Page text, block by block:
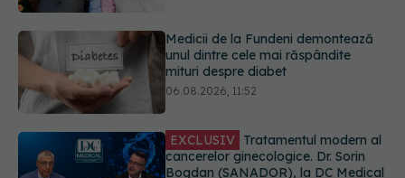
06.08.2026, 11:52
EXCLUSIV Tratamentul modern al
cancerelor ginecologice. Dr. Sorin
și DC News
06.08.2026, 10:29